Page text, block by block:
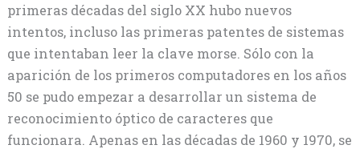
primeras décadas del siglo XX hubo nuevos
intentos, incluso las primeras patentes de sistemas
que intentaban leer la clave morse. Sólo con la
aparición de los primeros computadores en los años
50 se pudo empezar a desarrollar un sistema de
reconocimiento óptico de caracteres que
funcionara. Apenas en las décadas de 1960 y 1970, se